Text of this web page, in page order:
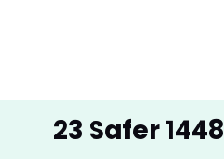
23 Safer 1448